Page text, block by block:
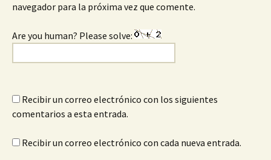
navegador para la próxima vez que comente.
Are you human? Please solve:
Recibir un correo electrónico con los siguientes
comentarios a esta entrada.
Recibir un correo electrónico con cada nueva entrada.